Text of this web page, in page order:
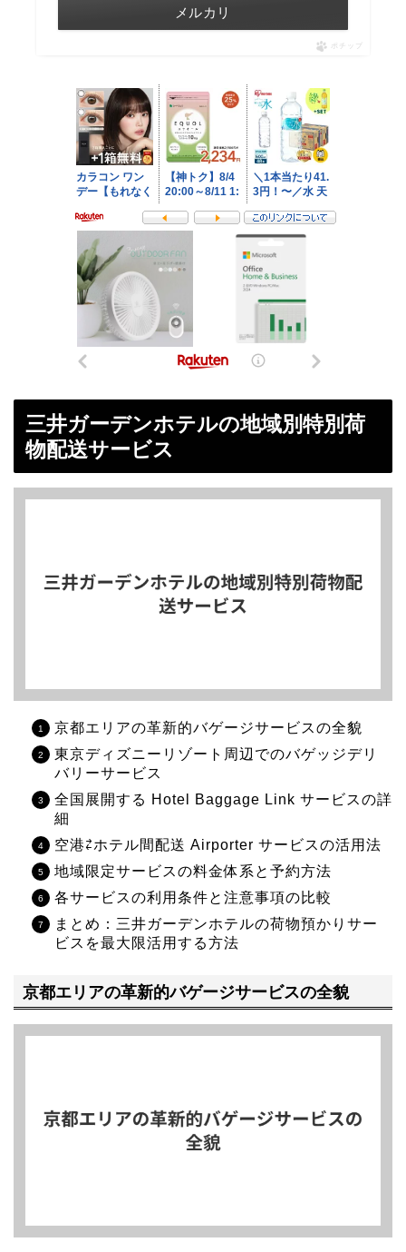
メルカリ
ポチップ
三井ガーデンホテルの地域別特別荷
物配送サービス
京都エリアの革新的バゲージサービスの全貌
東京ディズニーリゾート周辺でのバゲッジデリ
バリーサービス
全国展開する Hotel Baggage Link サービスの詳
細
空港⇄ホテル間配送 Airporter サービスの活用法
地域限定サービスの料金体系と予約方法
各サービスの利用条件と注意事項の比較
まとめ：三井ガーデンホテルの荷物預かりサー
ビスを最大限活用する方法
京都エリアの革新的バゲージサービスの全貌